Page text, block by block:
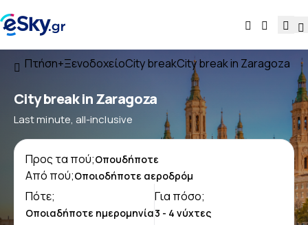
Πτήση+ΞενοδοχείοCity breakCity break in Zaragoza
City break in Zaragoza
Last minute, all-inclusive
Προς τα πού;
Από πού;
Πότε;
Για πόσο;